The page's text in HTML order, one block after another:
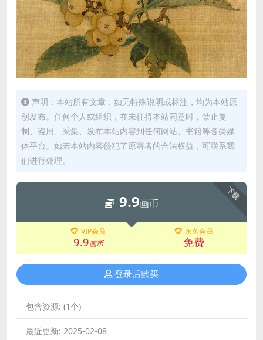
声明：本站所有文章，如无特殊说明或标注，均为本站原
创发布。任何个人或组织，在未征得本站同意时，禁止复
制、盗用、采集、发布本站内容到任何网站、书籍等各类媒
体平台。如若本站内容侵犯了原著者的合法权益，可联系我
们进行处理。
下载
9.9画币
VIP会员
9.9画币
永久会员
免费
登录后购买
包含资源: (1个)
最近更新: 2025-02-08